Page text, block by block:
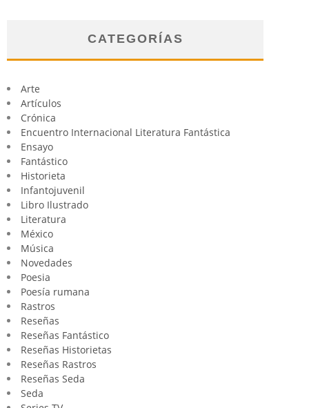
CATEGORÍAS
Arte
Artículos
Crónica
Encuentro Internacional Literatura Fantástica
Ensayo
Fantástico
Historieta
Infantojuvenil
Libro Ilustrado
Literatura
México
Música
Novedades
Poesia
Poesía rumana
Rastros
Reseñas
Reseñas Fantástico
Reseñas Historietas
Reseñas Rastros
Reseñas Seda
Seda